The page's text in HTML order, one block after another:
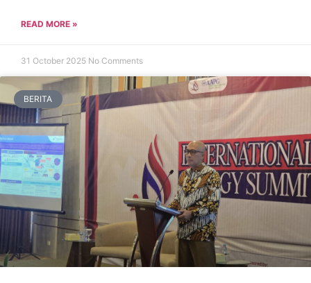
READ MORE »
31 October 2025 No Comments
BERITA